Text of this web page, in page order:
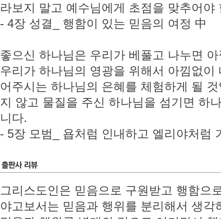
라보지 말고 예수님에게 초점을 맞추어야
- 4장 성결_ 행함이 있는 믿음의 여정 中
좋으신 하나님은 우리가 베풀고 나누면
우리가 하나님의 영광을 위해서 아낌없
어주시는 하나님의 은혜를 체험하게 될
지 않고 물질을 주신 하나님을 섬기면 하
니다.
- 5장 모범_ 욥처럼 인내하고 엘리야처럼
그리스도인은 믿음으로 구원받고 행함으
야고보서는 믿음과 행위를 분리해서 생